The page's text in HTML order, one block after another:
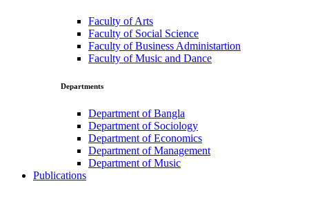
Faculty of Arts
Faculty of Social Science
Faculty of Business Administartion
Faculty of Music and Dance
Departments
Department of Bangla
Department of Sociology
Department of Economics
Department of Management
Department of Music
Publications